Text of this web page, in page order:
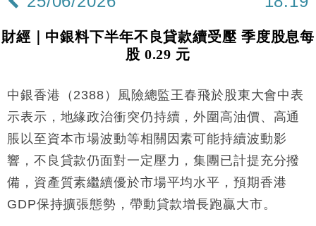
13:12
國際｜特朗普赴洛杉磯高球場活動前 男子攜槍彈被捕
12:30
財經｜香港7月PMI回落至51 企業擴張放慢兼縮減人
Google晶片
10:57
財經｜美商務部擬擴大金屬關稅範圍 14類產品或加徵
定高消費客群
17:40
財經｜本港6月零售額連升14個月 珠寶鐘錶銷售升勢
最強
財經｜中銀料下半年不良貸款續受壓 季度股息每
股 0.29 元
中銀香港（2388）風險總監王春飛於股東大會中表
示表示，地緣政治衝突仍持續，外圍高油價、高通
脹以至資本市場波動等相關因素可能持續波動影
響，不良貸款仍面對一定壓力，集團已計提充分撥
備，資產質素繼續優於市場平均水平，預期香港
GDP保持擴張態勢，帶動貸款增長跑贏大市。